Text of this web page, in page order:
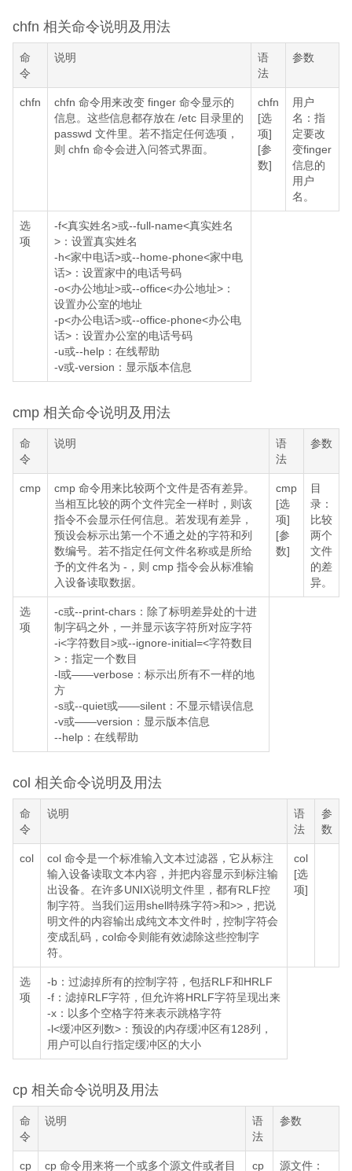
chfn 相关命令说明及用法
命
令
说明
语
法
参数
chfn
chfn 命令用来改变 finger 命令显示的
信息。这些信息都存放在 /etc 目录里的
passwd 文件里。若不指定任何选项，
则 chfn 命令会进入问答式界面。
chfn
[选
项]
[参
数]
用户
名：指
定要改
变finger
信息的
用户
名。
选
项
-f<真实姓名>或--full-name<真实姓名
>：设置真实姓名
-h<家中电话>或--home-phone<家中电
话>：设置家中的电话号码
-o<办公地址>或--office<办公地址>：
设置办公室的地址
-p<办公电话>或--office-phone<办公电
话>：设置办公室的电话号码
-u或--help：在线帮助
-v或-version：显示版本信息
cmp 相关命令说明及用法
命
令
说明
语
法
参数
cmp
cmp 命令用来比较两个文件是否有差异。
当相互比较的两个文件完全一样时，则该
指令不会显示任何信息。若发现有差异，
预设会标示出第一个不通之处的字符和列
数编号。若不指定任何文件名称或是所给
予的文件名为 -，则 cmp 指令会从标准输
入设备读取数据。
cmp
[选
项]
[参
数]
目
录：
比较
两个
文件
的差
异。
选
项
-c或--print-chars：除了标明差异处的十进
制字码之外，一并显示该字符所对应字符
-i<字符数目>或--ignore-initial=<字符数目
>：指定一个数目
-l或——verbose：标示出所有不一样的地
方
-s或--quiet或——silent：不显示错误信息
-v或——version：显示版本信息
--help：在线帮助
col 相关命令说明及用法
命
令
说明
语
法
参
数
col
col 命令是一个标准输入文本过滤器，它从标注
输入设备读取文本内容，并把内容显示到标注输
出设备。在许多UNIX说明文件里，都有RLF控
制字符。当我们运用shell特殊字符>和>>，把说
明文件的内容输出成纯文本文件时，控制字符会
变成乱码，col命令则能有效滤除这些控制字
符。
col
[选
项]
选
项
-b：过滤掉所有的控制字符，包括RLF和HRLF
-f：滤掉RLF字符，但允许将HRLF字符呈现出来
-x：以多个空格字符来表示跳格字符
-l<缓冲区列数>：预设的内存缓冲区有128列，
用户可以自行指定缓冲区的大小
cp 相关命令说明及用法
命
令
说明
语
法
参数
cp
cp 命令用来将一个或多个源文件或者目
cp
源文件：